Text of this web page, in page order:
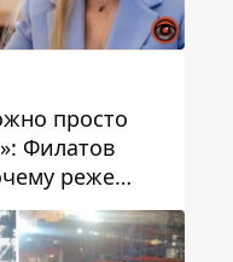
просто
Филатов
реже
и
медийность